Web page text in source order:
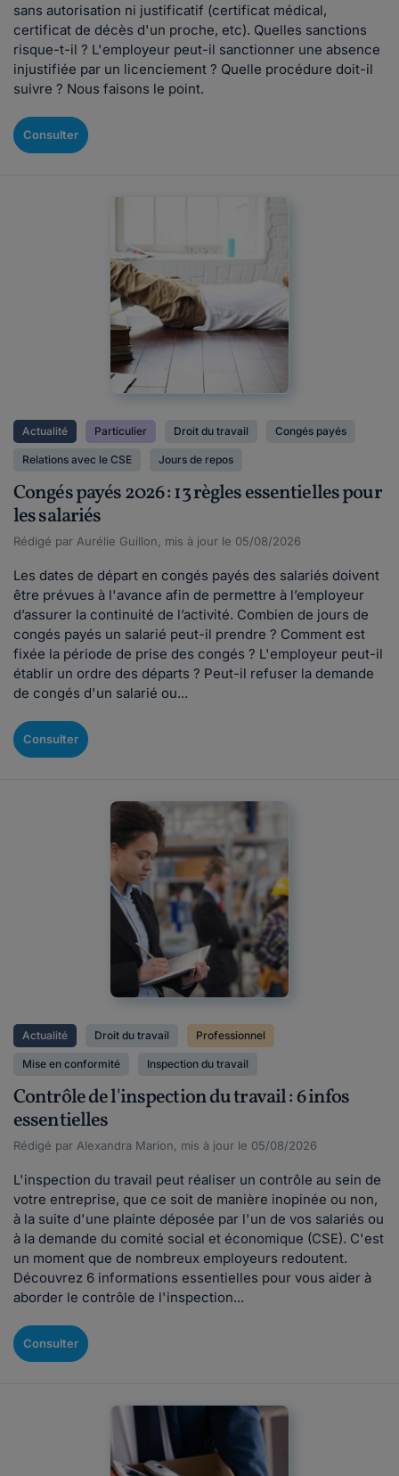
sans autorisation ni justificatif (certificat médical,
certificat de décès d'un proche, etc). Quelles sanctions
risque-t-il ? L'employeur peut-il sanctionner une absence
injustifiée par un licenciement ? Quelle procédure doit-il
suivre ? Nous faisons le point.
Consulter
Actualité Particulier Droit du travail Congés payés
Relations avec le CSE Jours de repos
Congés payés 2026 : 13 règles essentielles pour
les salariés
Rédigé par Aurélie Guillon, mis à jour le 05/08/2026
Les dates de départ en congés payés des salariés doivent
être prévues à l'avance afin de permettre à l’employeur
d’assurer la continuité de l’activité. Combien de jours de
congés payés un salarié peut-il prendre ? Comment est
fixée la période de prise des congés ? L'employeur peut-il
établir un ordre des départs ? Peut-il refuser la demande
de congés d'un salarié ou...
Consulter
Actualité Droit du travail Professionnel
Mise en conformité Inspection du travail
Contrôle de l'inspection du travail : 6 infos
essentielles
Rédigé par Alexandra Marion, mis à jour le 05/08/2026
L'inspection du travail peut réaliser un contrôle au sein de
votre entreprise, que ce soit de manière inopinée ou non,
à la suite d'une plainte déposée par l'un de vos salariés ou
à la demande du comité social et économique (CSE). C'est
un moment que de nombreux employeurs redoutent.
Découvrez 6 informations essentielles pour vous aider à
aborder le contrôle de l'inspection...
Consulter